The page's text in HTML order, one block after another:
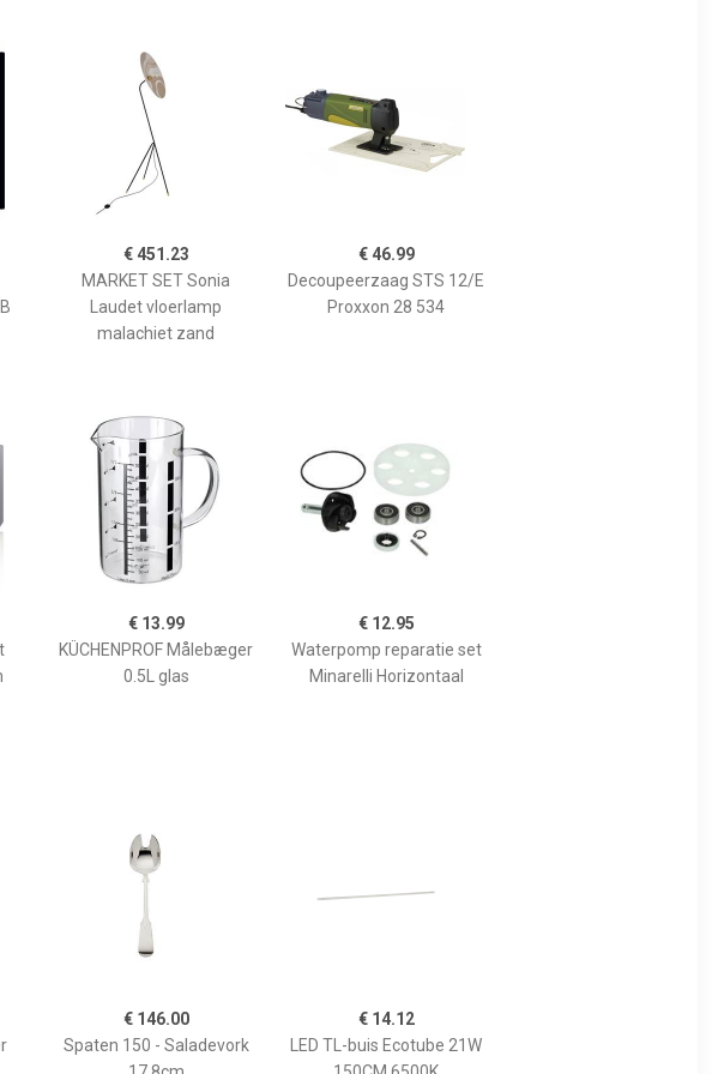
€ 451.23
MARKET SET Sonia
Laudet vloerlamp
malachiet zand
€ 46.99
Decoupeerzaag STS 12/E
Proxxon 28 534
€ 13.99
KÜCHENPROF Målebæger
0.5L glas
€ 12.95
Waterpomp reparatie set
Minarelli Horizontaal
€ 146.00
Spaten 150 - Saladevork
€ 14.12
LED TL-buis Ecotube 21W